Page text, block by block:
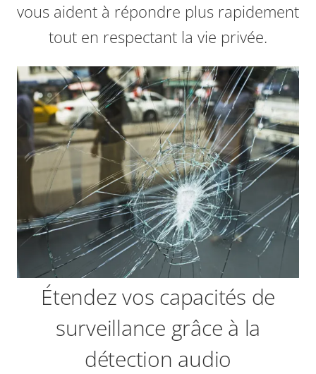
vous aident à répondre plus rapidement
tout en respectant la vie privée.
Étendez vos capacités de
surveillance grâce à la
détection audio